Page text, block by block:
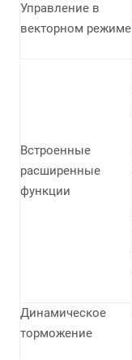
Управление в
векторном режиме
Встроенные
расширенные
функции
Динамическое
торможение